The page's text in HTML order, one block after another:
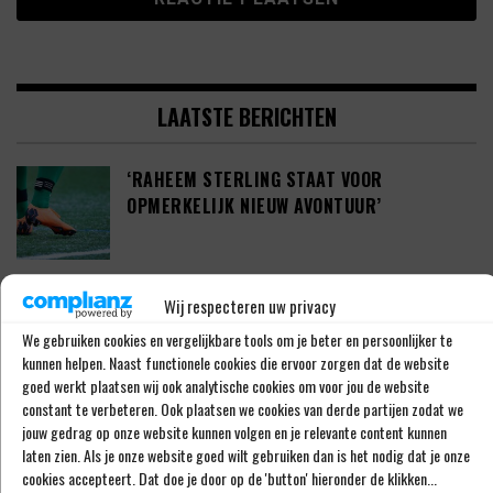
Wij respecteren uw privacy
We gebruiken cookies en vergelijkbare tools om je beter en persoonlijker te
kunnen helpen. Naast functionele cookies die ervoor zorgen dat de website
goed werkt plaatsen wij ook analytische cookies om voor jou de website
constant te verbeteren. Ook plaatsen we cookies van derde partijen zodat we
jouw gedrag op onze website kunnen volgen en je relevante content kunnen
laten zien. Als je onze website goed wilt gebruiken dan is het nodig dat je onze
cookies accepteert. Dat doe je door op de 'button' hieronder de klikken...
LAATSTE BERICHTEN
‘RAHEEM STERLING STAAT VOOR
OPMERKELIJK NIEUW AVONTUUR’
‘SHAQUEEL VAN PERSIE BRENGT FEYENOORD
IETS EXTRA’S’
DEFINITIEF: IN-BEOM HWANG ZET LOOPBAAN
VOORT BIJ FC PORTO